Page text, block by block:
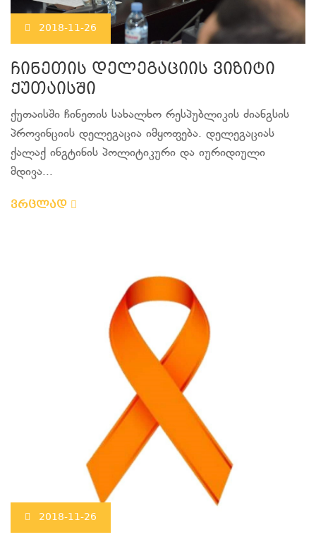
2018-11-26
ჩინეთის დელეგაციის ვიზიტი
ქუთაისში
ქუთაისში ჩინეთის სახალხო რესპუბლიკის ძიანგსის
პროვინციის დელეგაცია იმყოფება. დელეგაციას
ქალაქ ინგტინის პოლიტიკური და იურიდიული
მდივა...
ვრცლად
2018-11-26